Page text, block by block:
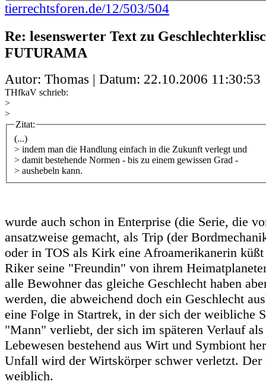
tierrechtsforen.de/12/503/504
Re: lesenswerter Text zu
FUTURAMA
Autor: Thomas | Datum: 22.10.2006 11:30:53
THfkaV schrieb:
>
>
Zitat:
(...)
> indem man die Handlung einfach in die Zukunft verlegt und
> damit bestehende Normen - bis zu einem gewissen Grad -
> aushebeln kann.
wurde auch schon in Enterprise (die Serie, die
ansatzweise gemacht, als Trip (der
oder in TOS als Kirk eine Afroamerikanerin
Riker seine "Freundin" von ihrem
alle Bewohner das gleiche Geschlecht haben
werden, die abweichend doch ein Geschlecht
eine Folge in Startrek, in der sich der weibliche
"Mann" verliebt, der sich im späteren Verlauf
Lebewesen bestehend aus Wirt und Symbiont
Unfall wird der Wirtskörper schwer verletzt. Der
weiblich.